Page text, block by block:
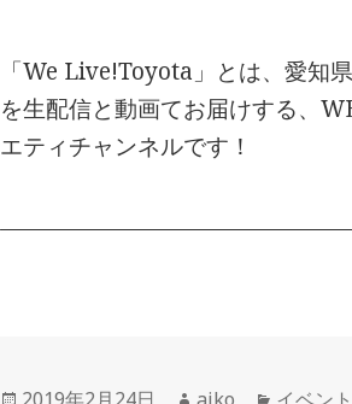
「We Live!Toyota」とは、愛知
を生配信と動画てお届けする、
エティチャンネルです！
投
作
カ